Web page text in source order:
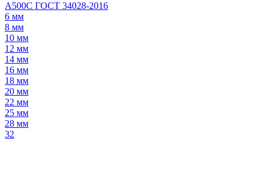
А500С ГОСТ 34028-2016
6 мм
8 мм
10 мм
12 мм
14 мм
16 мм
18 мм
20 мм
22 мм
25 мм
28 мм
32